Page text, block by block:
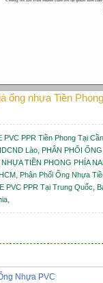
ống nhựa Tiền
PVC PPR Tiền Phong Tại
Lào, PHÂN PHỐI
TIỀN PHONG PHÍA
, Phân Phối Ống Nhựa
PVC PPR Tại Trung Quốc,
,
Nhựa PVC